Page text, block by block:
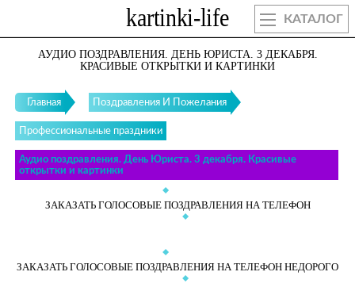
КАТАЛОГ
АУДИО ПОЗДРАВЛЕНИЯ. ДЕНЬ ЮРИСТА. 3 ДЕКАБРЯ.
КРАСИВЫЕ ОТКРЫТКИ И КАРТИНКИ
Главная Поздравления И Пожелания
Профессиональные праздники
Аудио поздравления. День Юриста. 3 декабря. Красивые
открытки и картинки
ЗАКАЗАТЬ ГОЛОСОВЫЕ ПОЗДРАВЛЕНИЯ НА ТЕЛЕФОН
ЗАКАЗАТЬ ГОЛОСОВЫЕ ПОЗДРАВЛЕНИЯ НА ТЕЛЕФОН НЕДОРОГО